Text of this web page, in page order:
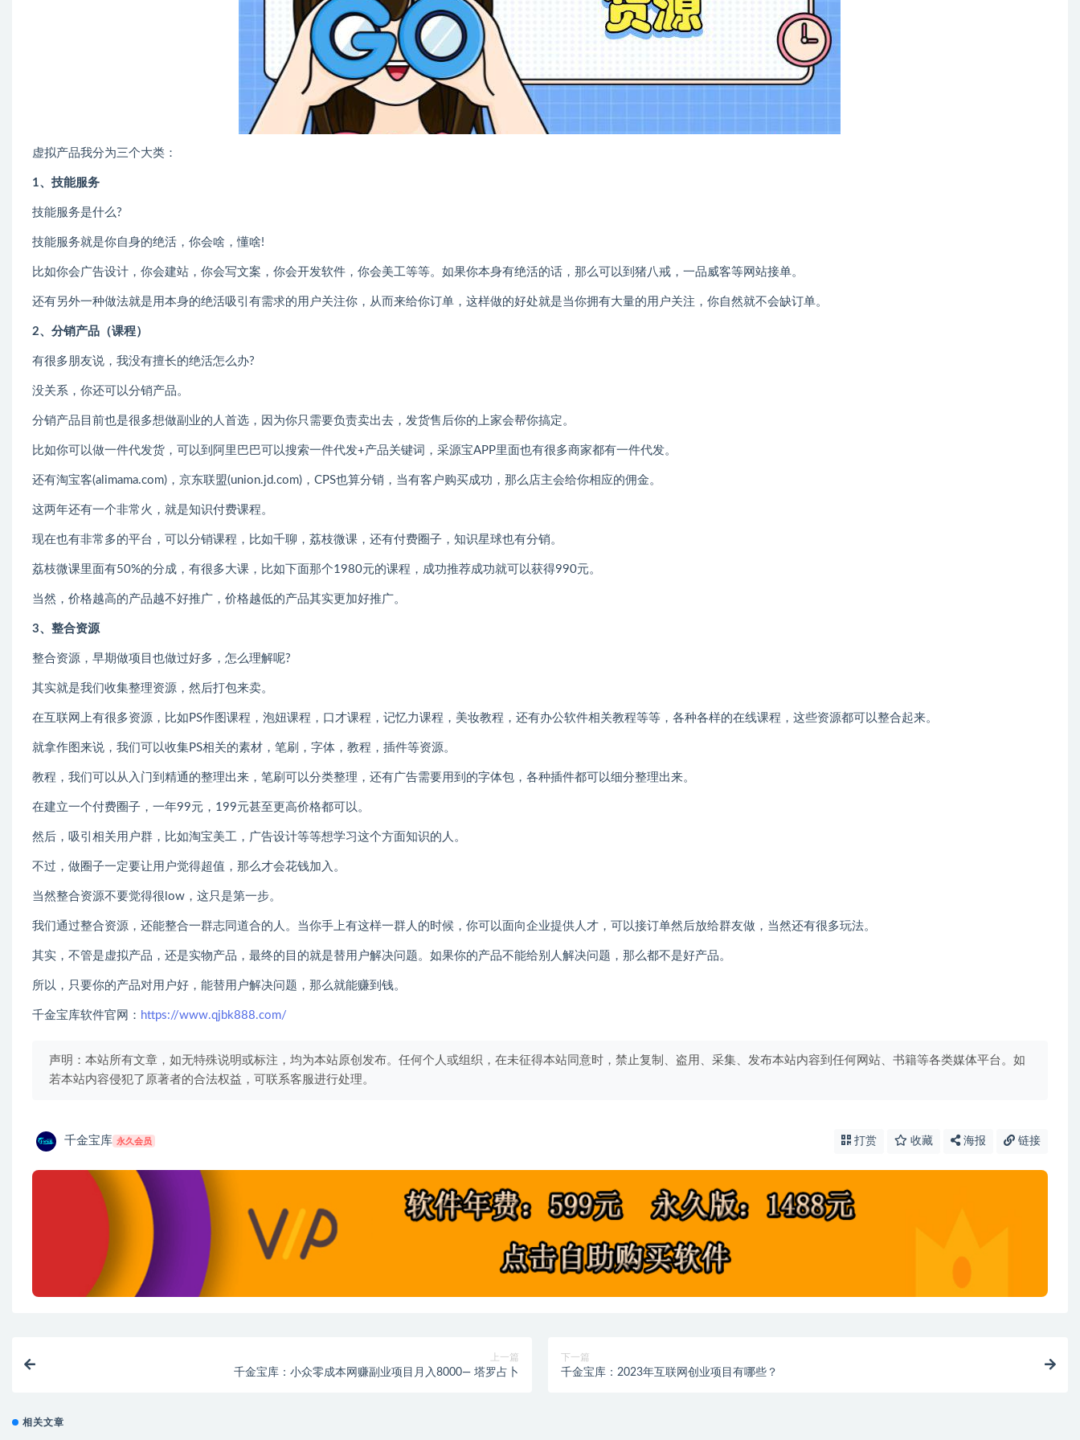
虚拟产品我分为三个大类：
1、技能服务
技能服务是什么?
技能服务就是你自身的绝活，你会啥，懂啥!
比如你会广告设计，你会建站，你会写文案，你会开发软件，你会美工等等。如果你本身有绝活的话，那么可以到猪八戒，一品威客等网站接单。
还有另外一种做法就是用本身的绝活吸引有需求的用户关注你，从而来给你订单，这样做的好处就是当你拥有大量的用户关注，你自然就不会缺订单。
2、分销产品（课程）
有很多朋友说，我没有擅长的绝活怎么办?
没关系，你还可以分销产品。
分销产品目前也是很多想做副业的人首选，因为你只需要负责卖出去，发货售后你的上家会帮你搞定。
比如你可以做一件代发货，可以到阿里巴巴可以搜索一件代发+产品关键词，采源宝APP里面也有很多商家都有一件代发。
还有淘宝客(alimama.com)，京东联盟(union.jd.com)，CPS也算分销，当有客户购买成功，那么店主会给你相应的佣金。
这两年还有一个非常火，就是知识付费课程。
现在也有非常多的平台，可以分销课程，比如千聊，荔枝微课，还有付费圈子，知识星球也有分销。
荔枝微课里面有50%的分成，有很多大课，比如下面那个1980元的课程，成功推荐成功就可以获得990元。
当然，价格越高的产品越不好推广，价格越低的产品其实更加好推广。
3、整合资源
整合资源，早期做项目也做过好多，怎么理解呢?
其实就是我们收集整理资源，然后打包来卖。
在互联网上有很多资源，比如PS作图课程，泡妞课程，口才课程，记忆力课程，美妆教程，还有办公软件相关教程等等，各种各样的在线课程，这些资源都可以整合起来。
就拿作图来说，我们可以收集PS相关的素材，笔刷，字体，教程，插件等资源。
教程，我们可以从入门到精通的整理出来，笔刷可以分类整理，还有广告需要用到的字体包，各种插件都可以细分整理出来。
在建立一个付费圈子，一年99元，199元甚至更高价格都可以。
然后，吸引相关用户群，比如淘宝美工，广告设计等等想学习这个方面知识的人。
不过，做圈子一定要让用户觉得超值，那么才会花钱加入。
当然整合资源不要觉得很low，这只是第一步。
我们通过整合资源，还能整合一群志同道合的人。当你手上有这样一群人的时候，你可以面向企业提供人才，可以接订单然后放给群友做，当然还有很多玩法。
其实，不管是虚拟产品，还是实物产品，最终的目的就是替用户解决问题。如果你的产品不能给别人解决问题，那么都不是好产品。
所以，只要你的产品对用户好，能替用户解决问题，那么就能赚到钱。
千金宝库软件官网： https://www.qjbk888.com/
声明：本站所有文章，如无特殊说明或标注，均为本站原创发布。任何个人或组织，在未征得本站同意时，禁止复制、盗用、采集、发布本站内容到任何网站、书籍等各类媒体平台。如
若本站内容侵犯了原著者的合法权益，可联系客服进行处理。
千金宝库 永久会员 打赏 收藏 海报 链接
上一篇
千金宝库：小众零成本网赚副业项目月入8000— 塔罗占卜
下一篇
千金宝库：2023年互联网创业项目有哪些？
相关文章